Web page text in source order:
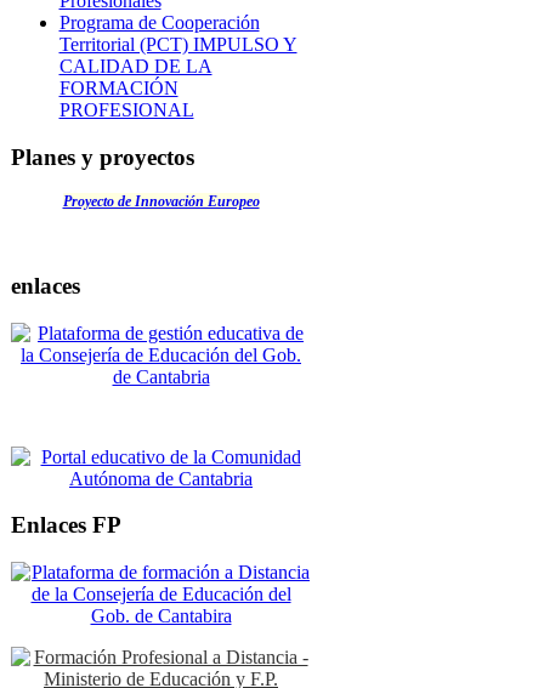
Programa de Cooperación
Territorial (PCT) IMPULSO Y
CALIDAD DE LA
FORMACIÓN
PROFESIONAL
Planes y proyectos
Proyecto de Innovación Europeo
enlaces
Enlaces FP